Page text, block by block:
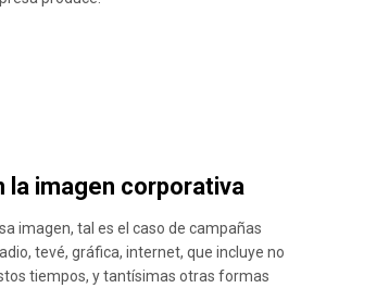
la imagen corporativa
imagen, tal es el caso de campañas
tevé, gráfica, internet, que incluye no
tiempos, y tantísimas otras formas